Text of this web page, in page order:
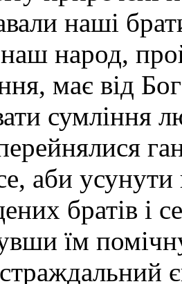
наші
народ,
має від
сумління
аби
братів і
їм